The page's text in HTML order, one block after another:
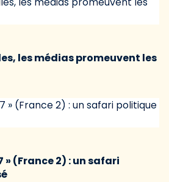
les médias promeuvent les
» (France 2) : un safari